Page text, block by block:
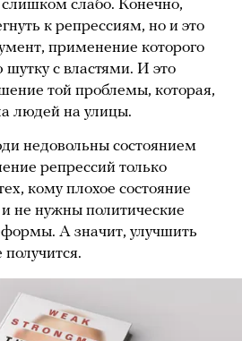
слабо. Конечно,
к репрессиям, но и это
применение которого
с властями. И это
той проблемы, которая,
людей на улицы.
недовольны состоянием
репрессий только
кому плохое состояние
не нужны политические
А значит, улучшить